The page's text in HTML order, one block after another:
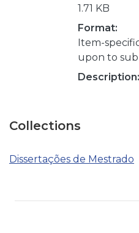
1.71 KB
Format:
Item-
upon to
Description:
Collections
Dissertações de Mestrado